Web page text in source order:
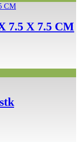
7.5 X 7.5 CM